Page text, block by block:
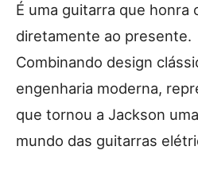
É uma guitarra que honra
diretamente ao presente.
Combinando design
engenharia moderna,
que tornou a Jackson
mundo das guitarras